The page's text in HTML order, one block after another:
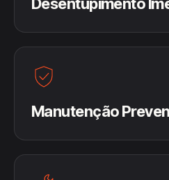
Manutenção